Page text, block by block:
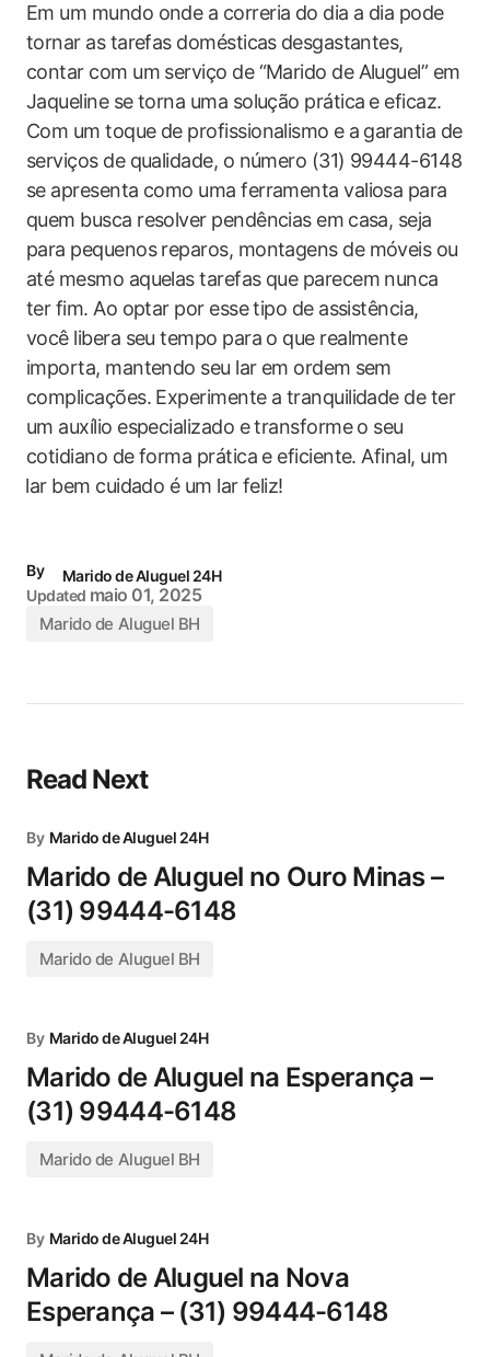
Em um mundo onde a correria do dia a dia pode
tornar as‍ tarefas domésticas ⁣desgastantes,
contar com um serviço de “Marido de Aluguel” em
Jaqueline se torna uma solução prática ⁤e eficaz.
Com um toque de profissionalismo e ⁢a garantia de
serviços de qualidade, o número (31) 99444-6148
se apresenta como uma ferramenta valiosa para
quem busca resolver pendências em⁤ casa, seja
para pequenos reparos, montagens de ​móveis ou
até mesmo aquelas tarefas que parecem nunca
ter fim.‍ Ao optar por esse tipo de assistência,
você libera seu tempo para o ‍que realmente
importa, mantendo seu lar​ em ordem ⁤sem
complicações. Experimente a tranquilidade de ter
um auxílio especializado e transforme o seu
cotidiano de forma prática e eficiente. Afinal, um
⁤lar bem cuidado é um lar feliz!
By
Marido de Aluguel 24H
Updated maio 01, 2025
Marido de Aluguel BH
Read Next
By Marido de Aluguel 24H
Marido de Aluguel no Ouro Minas –
(31) 99444-6148
Marido de Aluguel BH
By Marido de Aluguel 24H
Marido de Aluguel na Esperança –
(31) 99444-6148
Marido de Aluguel BH
By Marido de Aluguel 24H
Marido de Aluguel na Nova
Esperança – (31) 99444-6148